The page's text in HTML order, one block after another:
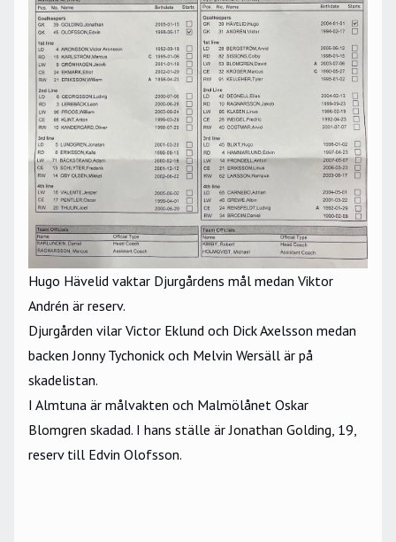
Hugo Hävelid vaktar Djurgårdens mål medan Viktor
Andrén är reserv.
Djurgården vilar Victor Eklund och Dick Axelsson medan
backen Jonny Tychonick och Melvin Wersäll är på
skadelistan.
I Almtuna är målvakten och Malmölånet Oskar
Blomgren skadad. I hans ställe är Jonathan Golding, 19,
reserv till Edvin Olofsson.